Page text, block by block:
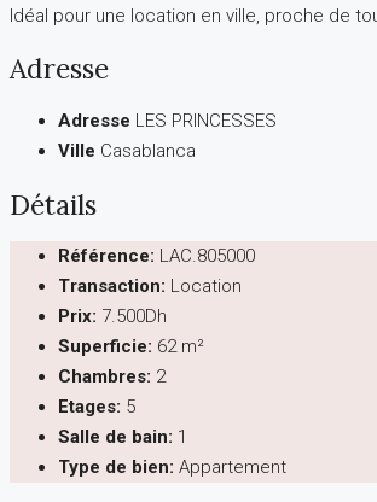
Idéal pour une location en ville, proche de
Adresse
Adresse LES PRINCESSES
Ville Casablanca
Détails
Référence: LAC.805000
Transaction: Location
Prix: 7.500Dh
Superficie: 62 m²
Chambres: 2
Etages: 5
Salle de bain: 1
Type de bien: Appartement